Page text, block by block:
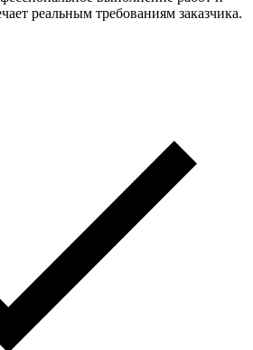
реальным требованиям заказчика.